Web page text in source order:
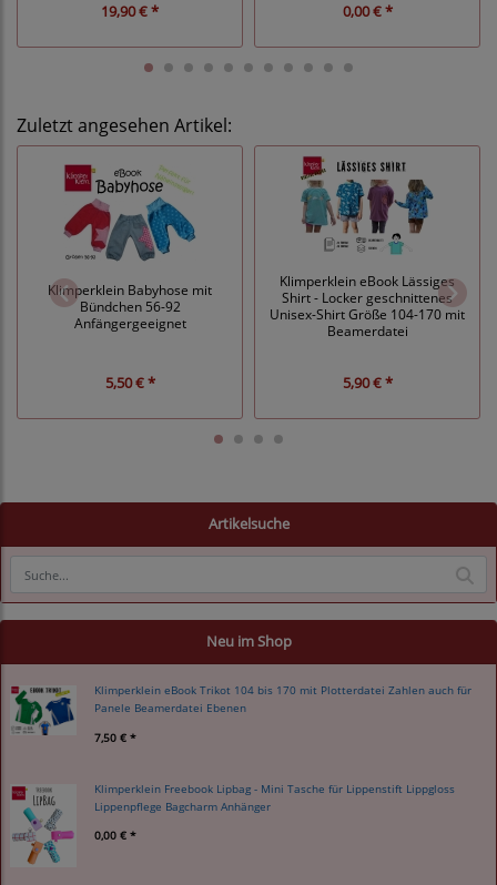
19,90 € * 0,00 € *
Zuletzt angesehen Artikel:
Klimperklein Babyhose mit
Bündchen 56-92
Anfängergeeignet
5,50 € *
Klimperklein eBook Lässiges
Shirt - Locker geschnittenes
Unisex-Shirt Größe 104-170 mit
Beamerdatei
5,90 € *
Artikelsuche
Neu im Shop
Klimperklein eBook Trikot 104 bis 170 mit Plotterdatei Zahlen auch für
Panele Beamerdatei Ebenen
7,50 € *
Klimperklein Freebook Lipbag - Mini Tasche für Lippenstift Lippgloss
Lippenpflege Bagcharm Anhänger
0,00 € *